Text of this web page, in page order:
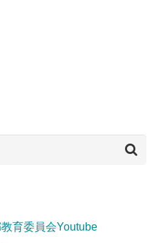
育委員会Youtube